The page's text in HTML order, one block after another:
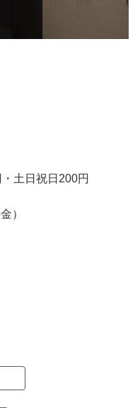
土日祝日200円
）